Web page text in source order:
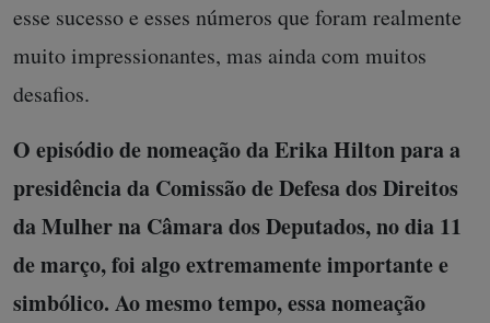
esse sucesso e esses números que foram realmente
muito impressionantes, mas ainda com muitos
desafios.
O episódio de nomeação da Erika Hilton para a
presidência da Comissão de Defesa dos Direitos
da Mulher na Câmara dos Deputados, no dia 11
de março, foi algo extremamente importante e
simbólico. Ao mesmo tempo, essa nomeação